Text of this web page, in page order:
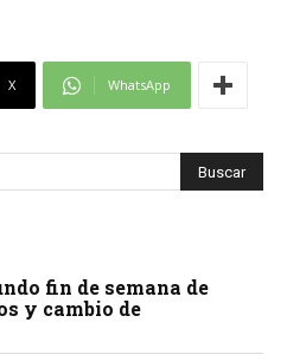
X WhatsApp
fin de semana de
y cambio de